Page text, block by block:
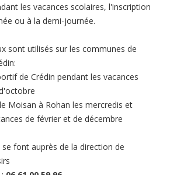
les vacances scolaires, l'inscription
ou à la demi-journée.
sont utilisés sur les communes de
de Crédin pendant les vacances
Moisan à Rohan les mercredis et
de février et de décembre
font auprès de la direction de